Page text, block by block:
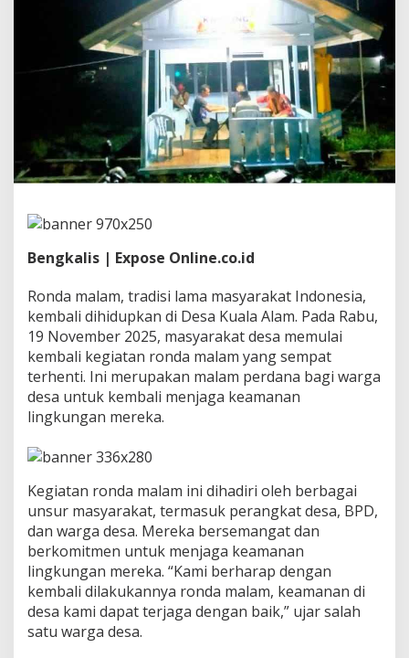
L
a
g
i
d
D
e
s
a
K
A
a
m
e
c
a
m
a
e
n
g
k
a
l
i
s
Bengkalis | Expose Online.co.id
Ronda malam, tradisi lama masyarakat Indonesia,
kembali dihidupkan di Desa Kuala Alam. Pada Rabu,
19 November 2025, masyarakat desa memulai
kembali kegiatan ronda malam yang sempat
terhenti. Ini merupakan malam perdana bagi warga
desa untuk kembali menjaga keamanan
lingkungan mereka.
Kegiatan ronda malam ini dihadiri oleh berbagai
unsur masyarakat, termasuk perangkat desa, BPD,
dan warga desa. Mereka bersemangat dan
berkomitmen untuk menjaga keamanan
lingkungan mereka. “Kami berharap dengan
kembali dilakukannya ronda malam, keamanan di
desa kami dapat terjaga dengan baik,” ujar salah
satu warga desa.